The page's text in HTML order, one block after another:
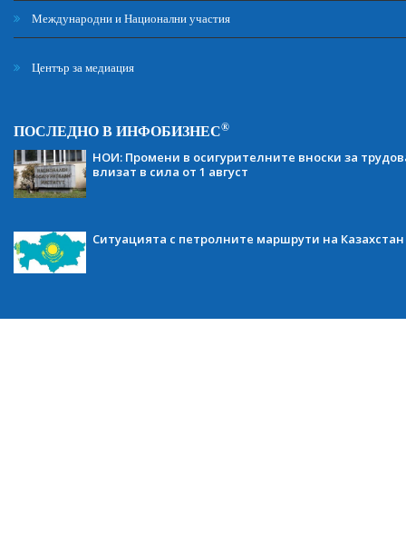
Международни и Национални участия
Център за медиация
ПОСЛЕДНО В ИНФОБИЗНЕС®
НОИ: Промени в осигурителните вноски за
влизат в сила от 1 август
Ситуацията с петролните маршрути на Казахстан